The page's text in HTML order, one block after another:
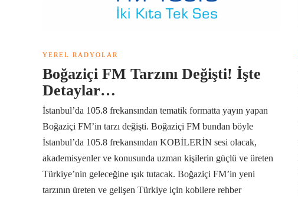
YEREL RADYOLAR
Boğaziçi FM Tarzını Değişti! İşte
Detaylar…
İstanbul’da 105.8 frekansından tematik formatta yayın yapan
Boğaziçi FM’in tarzı değişti. Boğaziçi FM bundan böyle
İstanbul’da 105.8 frekansından KOBİLERİN sesi olacak,
akademisyenler ve konusunda uzman kişilerin güçlü ve üreten
Türkiye’nin geleceğine ışık tutacak. Boğaziçi FM’in yeni
tarzının üreten ve gelişen Türkiye için kobilere rehber